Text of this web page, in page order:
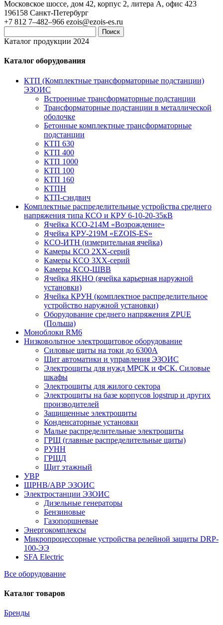
Московское шоссе, дом 42, корпус 2, литера А, офис 423
196158 Санкт-Петербург
+7 812 7–482–966 ezois@ezois-es.ru
Поиск
Каталог продукции 2024
Каталог оборудования
КТП (Комплектные трансформаторные подстанции)
ЭЗОИС
Встроенные трансформаторные подстанции
Трансформаторные подстанции в металлической
оболочке
Бетонные комплектные трансформаторные
подстанции
КТП 630
КТП 400
КТП 1000
КТП 100
КТП 160
КТПН
КТП-сэндвич
Комплектные распределительные устройства среднего
напряжения типа КСО и КРУ 6-10-20-35кВ
Ячейка КСО-214М «Возрождение»
Ячейка КРУ-219М «EZOIS-ES»
КСО-ИТН (измерительная ячейка)
Камеры КСО 2ХХ-серий
Камеры КСО 3ХХ-серий
Камеры КСО-ШВВ
Ячейка ЯКНО (ячейка карьерная наружной
установки)
Ячейка КРУН (комплектное распределительное
устройство наружной установки)
Оборудование среднего напряжения ZPUE
(Польша)
Моноблоки RM6
Низковольтное электрощитовое оборудование
Силовые щиты на токи до 6300А
Щит автоматики и управления ЭЗОИС
Электрощиты для нужд МРСК и ФСК. Силовые
шкафы
Электрощиты для жилого сектора
Электрощиты на базе корпусов logstrup и других
производителей
Защищенные электрощиты
Конденсаторные установки
Малые распределительные электрощиты
ГРЩ (главные распределительные щиты)
РУНН
ГРЩД
Щит этажный
УВР
ЩРНВ/АВР ЭЗОИС
Электростанции ЭЗОИС
Дизельные генераторы
Бензиновые
Газопоршневые
Энергокомплексы
Микропроцессорные устройства релейной защиты DRP-
100-ЭЭ
SFA Electric
Все оборудование
Каталог товаров
Бренды